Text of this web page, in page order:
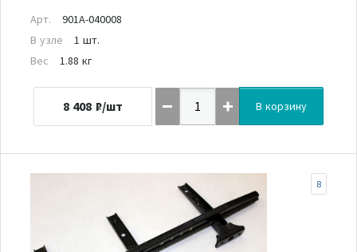
Арт.
901A-040008
В узле
1 шт.
Вес
1.88 кг
8 408 ₽/шт В корзину
8